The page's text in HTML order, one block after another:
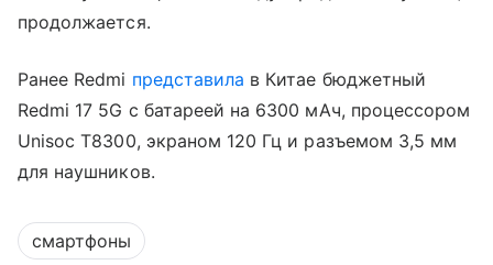
продолжается.
Ранее Redmi представила в Китае бюджетный
Redmi 17 5G с батареей на 6300 мАч, процессором
Unisoc T8300, экраном 120 Гц и разъемом 3,5 мм
для наушников.
смартфоны